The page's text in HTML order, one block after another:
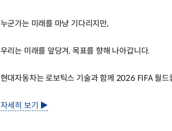
누군가는 미래를 마냥 기다리지만,
우리는 미래를 앞당겨, 목표를 향해 나아갑니다.
현대자동차는 로보틱스 기술과 함께 2026 FIFA 월
자세히 보기 ▶